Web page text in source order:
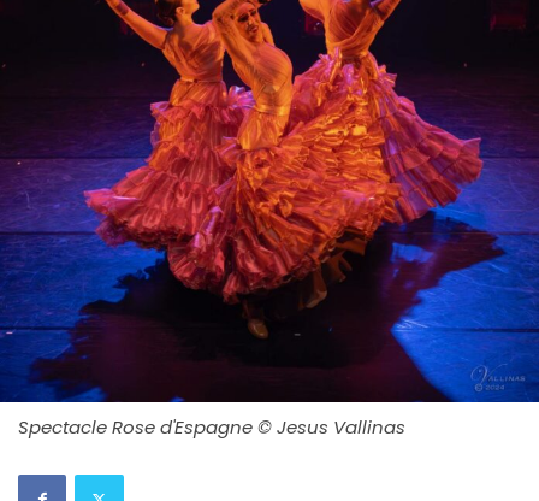
Spectacle Rose d'Espagne © Jesus Vallinas